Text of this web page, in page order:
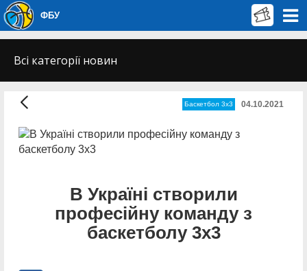
ФБУ
Всі категорії новин
Баскетбол 3х3 04.10.2021
В Україні створили
професійну команду з
баскетболу 3х3